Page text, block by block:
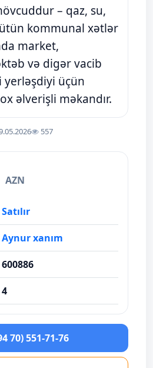
– qaz, su,
kommunal xətlər
market,
və digər vacib
yerləşdiyi üçün
əlverişli məkandır.
557
AZN
Satılır
Aynur xanım
600886
4
70) 551-71-76